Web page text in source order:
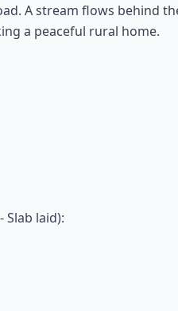
A stream flows behind
a peaceful rural home.
Slab laid):